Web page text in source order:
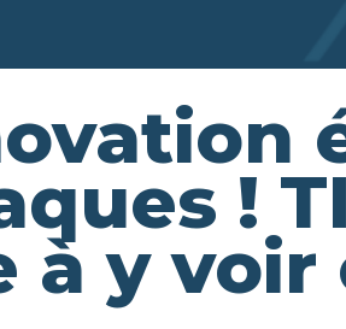
!
à y voir